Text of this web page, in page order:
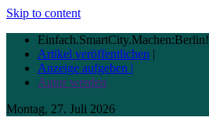
Skip to content
Einfach.SmartCity.Machen:Berlin!
Artikel veröffentlichen |
Anzeige aufgeben |
Autor werden
Montag, 27. Juli 2026